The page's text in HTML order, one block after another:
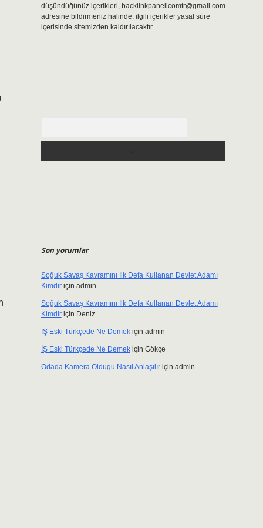
düşündüğünüz içerikleri, backlinkpanelicomtr@gmail.com
adresine bildirmeniz halinde, ilgili içerikler yasal süre
içerisinde sitemizden kaldırılacaktır.
Son yorumlar
Soğuk Savaş Kavramını Ilk Defa Kullanan Devlet Adamı
Kimdiriçin admin
Soğuk Savaş Kavramını Ilk Defa Kullanan Devlet Adamı
Kimdiriçin Deniz
İŞ Eski Türkçede Ne Demekiçin admin
İŞ Eski Türkçede Ne Demekiçin Gökçe
Odada Kamera Oldugu Nasıl Anlaşılıriçin admin